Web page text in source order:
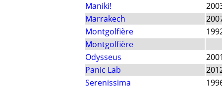
Maniki!
Marrakech
Montgolfière
Montgolfière
Odysseus
Panic Lab
Serenissima